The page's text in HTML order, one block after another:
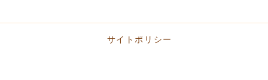
サイトポリシー